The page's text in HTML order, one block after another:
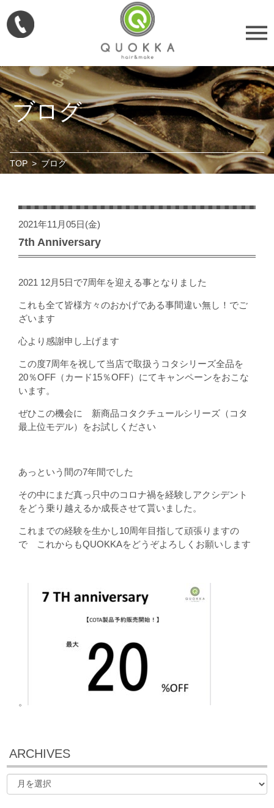
ブログ
TOP > ブログ
2021年11月05日(金)
7th Anniversary
2021 12月5日で7周年を迎える事となりました
これも全て皆様方々のおかげである事間違い無し！でご
ざいます
心より感謝申し上げます
この度7周年を祝して当店で取扱うコタシリーズ全品を
20％OFF（カード15％OFF）にてキャンペーンをおこな
います。
ぜひこの機会に 新商品コタクチュールシリーズ（コタ
最上位モデル）をお試しください
あっという間の7年間でした
その中にまだ真っ只中のコロナ禍を経験しアクシデント
をどう乗り越えるか成長させて貰いました。
これまでの経験を生かし10周年目指して頑張りますの
で これからもQUOKKAをどうぞよろしくお願いします
。
ARCHIVES